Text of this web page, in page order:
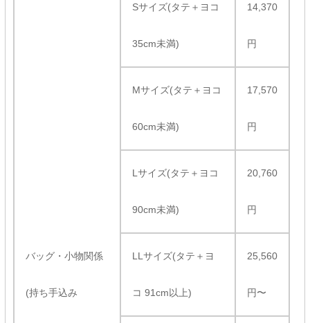
バッグ・小物関係
(持ち手込み
Sサイズ(タテ＋ヨコ
35cm未満)
14,370
円
Mサイズ(タテ＋ヨコ
60cm未満)
17,570
円
Lサイズ(タテ＋ヨコ
90cm未満)
20,760
円
LLサイズ(タテ＋ヨ
コ 91cm以上)
25,560
円〜